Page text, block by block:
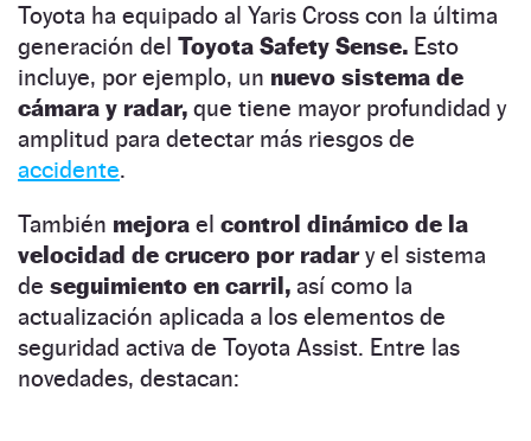
Toyota ha equipado al Yaris Cross con la última
generación del Toyota Safety Sense. Esto
incluye, por ejemplo, un nuevo sistema de
cámara y radar, que tiene mayor profundidad y
amplitud para detectar más riesgos de
accidente.
También mejora el control dinámico de la
velocidad de crucero por radary el sistema
de seguimiento en carril, así como la
actualización aplicada a los elementos de
seguridad activa de Toyota Assist. Entre las
novedades, destacan: